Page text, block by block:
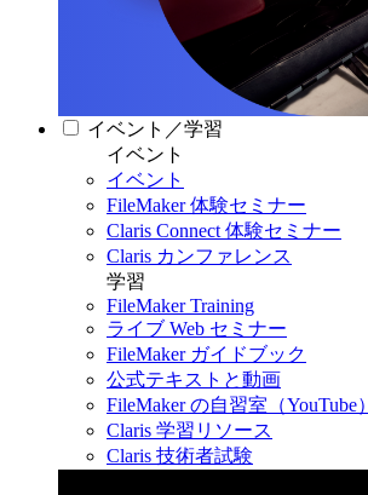
イベント／学習
イベント
イベント
FileMaker 体験セミナー
Claris Connect 体験セミナー
Claris カンファレンス
学習
FileMaker Training
ライブ Web セミナー
FileMaker ガイドブック
公式テキストと動画
FileMaker の自習室（YouTube）
Claris 学習リソース
Claris 技術者試験